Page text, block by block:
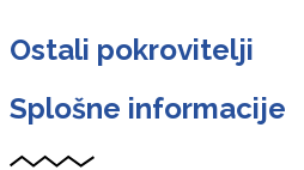
Ostali pokrovitelji
Splošne informacije